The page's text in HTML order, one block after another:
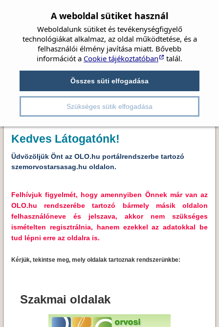
Címlap Hírek Társaság Szemészet
Beszámolók Irányelvek
Kongresszusok Pályázatok
Ez a rovat kizárólag csak a Magyar
Szemorvostársaság tagjai számára elérhető! Kérem
jelentkezzen be, vagy regisztráljon.
Kedves Látogatónk!
Üdvözöljük Önt az OLO.hu portálrendszerbe tartozó
szemorvostarsasag.hu oldalon.
Felhívjuk figyelmét, hogy amennyiben Önnek már van az
OLO.hu rendszerébe tartozó bármely másik oldalon
felhasználóneve és jelszava, akkor nem szükséges
ismételten regisztrálnia, hanem ezekkel az adatokkal be
tud lépni erre az oldalra is.
Kérjük, tekintse meg, mely oldalak tartoznak rendszerünkbe:
Szakmai oldalak
A weboldal sütiket használ
Weboldalunk sütiket és tevékenységfigyelő
technológiákat alkalmaz, az oldal működtetése, és a
felhasználói élmény javítása miatt. Bővebb
információt a Cookie tájékoztatóban talál.
Összes süti elfogadása
Szükséges sütik elfogadása